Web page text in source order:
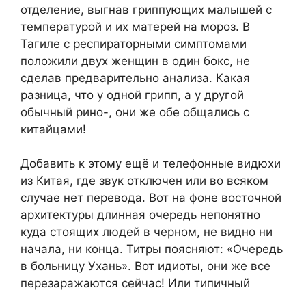
отделение, выгнав гриппующих малышей с
температурой и их матерей на мороз. В
Тагиле с респираторными симптомами
положили двух женщин в один бокс, не
сделав предварительно анализа. Какая
разница, что у одной грипп, а у другой
обычный рино-, они же обе общались с
китайцами!
Добавить к этому ещё и телефонные видюхи
из Китая, где звук отключен или во всяком
случае нет перевода. Вот на фоне восточной
архитектуры длинная очередь непонятно
куда стоящих людей в черном, не видно ни
начала, ни конца. Титры поясняют: «Очередь
в больницу Ухань». Вот идиоты, они же все
перезаражаются сейчас! Или типичный